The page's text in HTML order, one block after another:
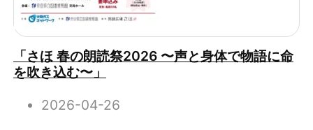
「さほ 春の朗読祭2026 〜声と身体で物語に命
を吹き込む〜」
2026-04-26